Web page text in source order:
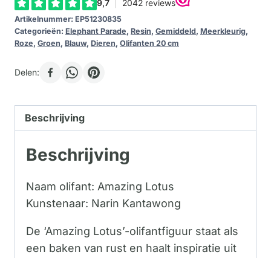
Artikelnummer: EP51230835
Categorieën: Elephant Parade, Resin, Gemiddeld, Meerkleurig,
Roze, Groen, Blauw, Dieren, Olifanten 20 cm
Delen:
Beschrijving
Beschrijving
Naam olifant: Amazing Lotus
Kunstenaar: Narin Kantawong
De ‘Amazing Lotus’-olifantfiguur staat als
een baken van rust en haalt inspiratie uit